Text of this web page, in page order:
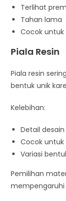
Terlihat
Tahan lama
Cocok
Piala Resin
Piala resin
bentuk unik
Kelebihan:
Detail
Cocok
Variasi
Pemilihan
mempengaruhi